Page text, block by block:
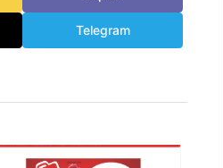
Telegram